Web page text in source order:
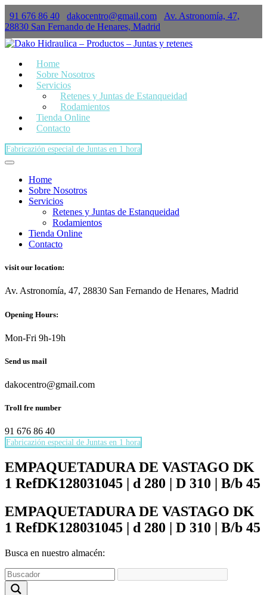
91 676 86 40 dakocentro@gmail.com
Av. Astronomía, 47,
28830 San Fernando de Henares, Madrid
Home
Sobre Nosotros
Servicios
Retenes y Juntas de Estanqueidad
Rodamientos
Tienda Online
Contacto
Fabricazión especial de Juntas en 1 hora
Home
Sobre Nosotros
Servicios
Retenes y Juntas de Estanqueidad
Rodamientos
Tienda Online
Contacto
visit our location:
Av. Astronomía, 47, 28830 San Fernando de Henares, Madrid
Opening Hours:
Mon-Fri 9h-19h
Send us mail
dakocentro@gmail.com
Troll fre number
91 676 86 40
Fabricazión especial de Juntas en 1 hora
EMPAQUETADURA DE VASTAGO DK
1 RefDK128031045 | d 280 | D 310 | B/b 45
EMPAQUETADURA DE VASTAGO DK
1 RefDK128031045 | d 280 | D 310 | B/b 45
Busca en nuestro almacén:
Necesarias
Estas
cookies no
son
necesarias
para que
puedas
acceder a
nuestro